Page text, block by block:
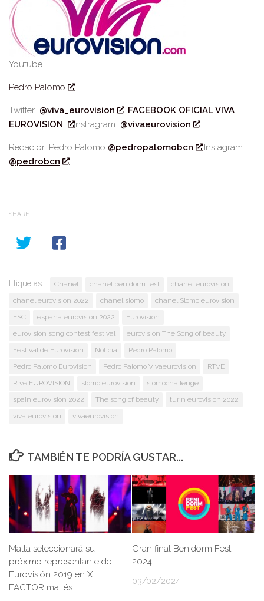
Youtube
Pedro Palomo
Twitter @viva_eurovision
FACEBOOK OFICIAL VIVA
EUROVISION
Instragram @vivaeurovision
Redactor: Pedro Palomo @pedropalomobcn
Instagram
@pedrobcn
SHARE
Etiquetas: Chanel chanel benidorm fest
chanel eurovision
chanel eurovision 2022
chanel slomo
chanel Slomo eurovision
ESC
españa eurovision 2022
Eurovision
eurovision song contest festival
eurovision The Song of beauty
Festival de Eurovisión
Noticia
Pedro Palomo
Pedro Palomo Eurovision
Pedro Palomo Vivaeurovision
RTVE
Rtve EUROVISION
slomo eurovision
slomochallenge
spain eurovision 2022
The song of beauty
turin eurovision 2022
viva eurovision
vivaeurovision
TAMBIÉN TE PODRÍA GUSTAR...
Malta seleccionará su
próximo representante de
Eurovisión 2019 en X
FACTOR maltés
Gran final Benidorm Fest
2024
03/02/2024